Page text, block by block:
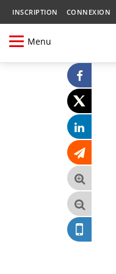
INSCRIPTION CONNEXION
Menu